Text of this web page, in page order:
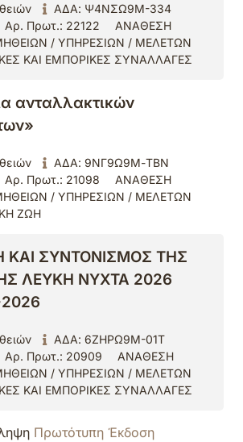
ΑΔΑ: Ψ4ΝΣΩ9Μ-334
Αρ. Πρωτ.: 22122
ΑΝΑΘΕΣΗ
/ ΥΠΗΡΕΣΙΩΝ / ΜΕΛΕΤΩΝ
ΚΑΙ ΕΜΠΟΡΙΚΕΣ ΣΥΝΑΛΛΑΓΕΣ
ανταλλακτικών
ΑΔΑ: 9ΝΓ9Ω9Μ-ΤΒΝ
Αρ. Πρωτ.: 21098
ΑΝΑΘΕΣΗ
/ ΥΠΗΡΕΣΙΩΝ / ΜΕΛΕΤΩΝ
ΖΩΗ
ΚΑΙ ΣΥΝΤΟΝΙΣΜΟΣ ΤΗΣ
ΛΕΥΚΗ ΝΥΧΤΑ 2026
ΑΔΑ: 6ΖΗΡΩ9Μ-01Τ
Αρ. Πρωτ.: 20909
ΑΝΑΘΕΣΗ
/ ΥΠΗΡΕΣΙΩΝ / ΜΕΛΕΤΩΝ
ΚΑΙ ΕΜΠΟΡΙΚΕΣ ΣΥΝΑΛΛΑΓΕΣ
Πρωτότυπη Έκδοση